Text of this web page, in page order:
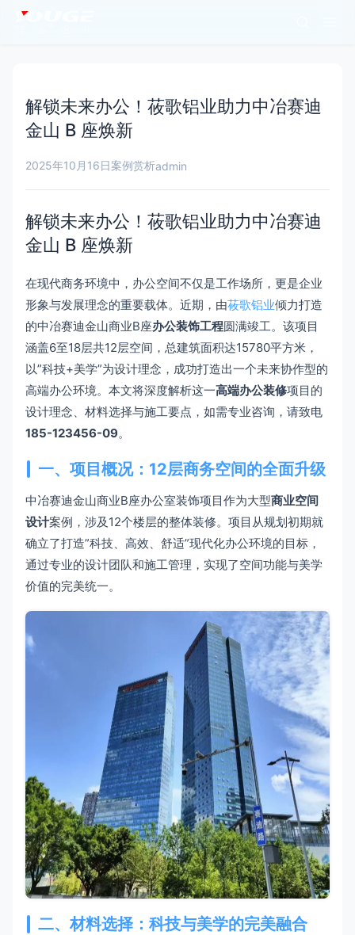
解锁未来办公！莜歌铝业助力中冶赛迪
金山 B 座焕新​
2025年10月16日案例赏析admin
解锁未来办公！莜歌铝业助力中冶赛迪
金山 B 座焕新​
在现代商务环境中，办公空间不仅是工作场所，更是企业
形象与发展理念的重要载体。近期，由莜歌铝业倾力打造
的中冶赛迪金山商业B座办公装饰工程圆满竣工。该项目
涵盖6至18层共12层空间，总建筑面积达15780平方米，
以”科技+美学”为设计理念，成功打造出一个未来协作型的
高端办公环境。本文将深度解析这一高端办公装修项目的
设计理念、材料选择与施工要点，如需专业咨询，请致电
185-123456-09。
一、项目概况：12层商务空间的全面升级
中冶赛迪金山商业B座办公室装饰项目作为大型商业空间
设计案例，涉及12个楼层的整体装修。项目从规划初期就
确立了打造”科技、高效、舒适”现代化办公环境的目标，
通过专业的设计团队和施工管理，实现了空间功能与美学
价值的完美统一。
二、材料选择：科技与美学的完美融合